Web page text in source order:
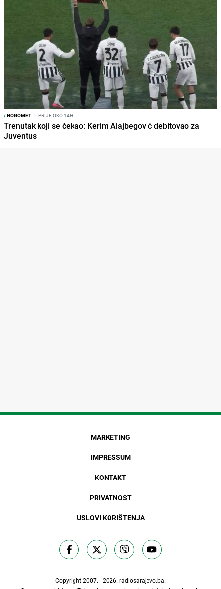
/NOGOMET I PRIJE OKO 14H
Trenutak koji se čekao: Kerim Alajbegović debitovao za
Juventus
MARKETING
IMPRESSUM
KONTAKT
PRIVATNOST
USLOVI KORIŠTENJA
Copyright 2007. - 2026. radiosarajevo.ba.